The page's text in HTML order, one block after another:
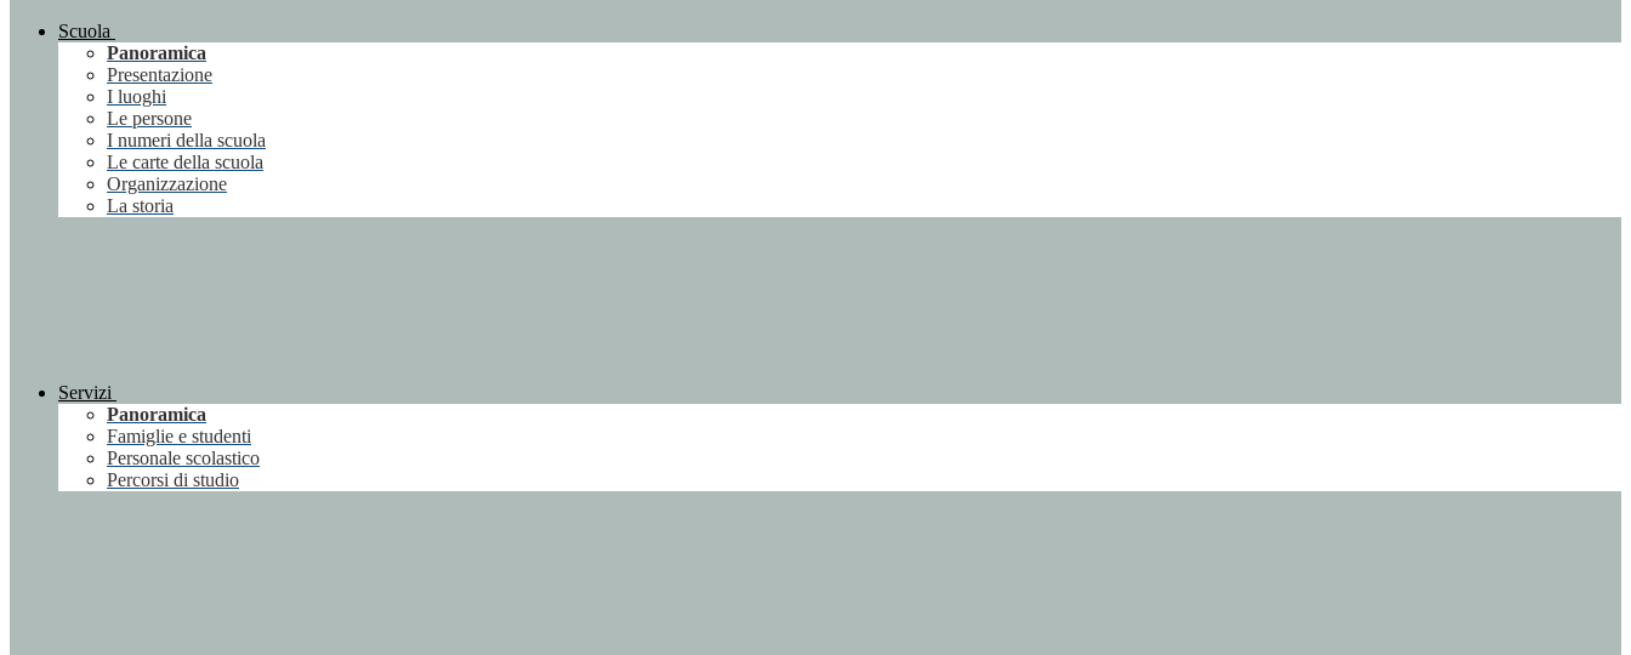
Scuola
Panoramica
Presentazione
I luoghi
Le persone
I numeri della scuola
Le carte della scuola
Organizzazione
La storia
Servizi
Panoramica
Famiglie e studenti
Personale scolastico
Percorsi di studio